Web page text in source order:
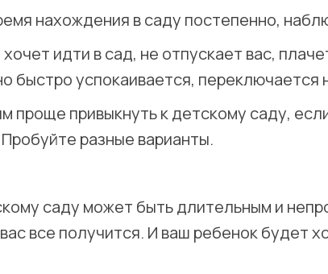
нахождения в саду постепенно,
идти в сад, не отпускает вас,
быстро успокаивается, переключается
проще привыкнуть к детскому саду,
разные варианты.
саду может быть длительным и
все получится. И ваш ребенок будет